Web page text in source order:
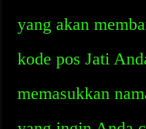
yang akan
kode pos Jati
memasukkan